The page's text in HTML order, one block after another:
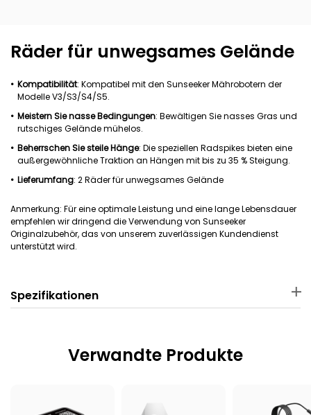
Räder für unwegsames Gelände
Kompatibilität: Kompatibel mit den Sunseeker Mährobotern der
Modelle V3/S3/S4/S5.
Meistern Sie nasse Bedingungen: Bewältigen Sie nasses Gras und
rutschiges Gelände mühelos.
Beherrschen Sie steile Hänge: Die speziellen Radspikes bieten eine
außergewöhnliche Traktion an Hängen mit bis zu 35 % Steigung.
Lieferumfang: 2 Räder für unwegsames Gelände
Anmerkung: Für eine optimale Leistung und eine lange Lebensdauer
empfehlen wir dringend die Verwendung von Sunseeker
Originalzubehör, das von unserem zuverlässigen Kundendienst
unterstützt wird.
Spezifikationen
ASA 22 × 12 .5 × 22 cm
Verwandte Produkte